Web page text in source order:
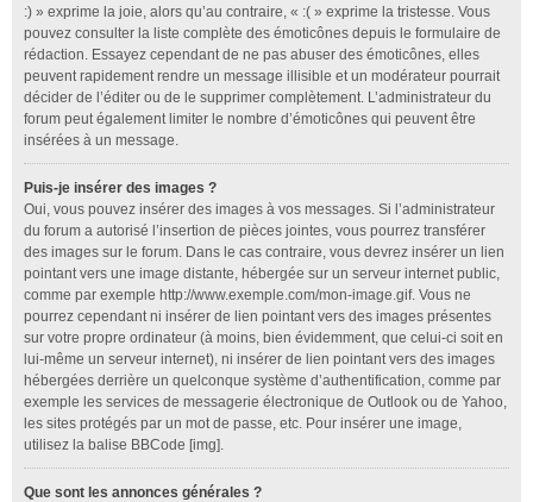
:) » exprime la joie, alors qu’au contraire, « :( » exprime la tristesse. Vous
pouvez consulter la liste complète des émoticônes depuis le formulaire de
rédaction. Essayez cependant de ne pas abuser des émoticônes, elles
peuvent rapidement rendre un message illisible et un modérateur pourrait
décider de l’éditer ou de le supprimer complètement. L’administrateur du
forum peut également limiter le nombre d’émoticônes qui peuvent être
insérées à un message.
Puis-je insérer des images ?
Oui, vous pouvez insérer des images à vos messages. Si l’administrateur
du forum a autorisé l’insertion de pièces jointes, vous pourrez transférer
des images sur le forum. Dans le cas contraire, vous devrez insérer un lien
pointant vers une image distante, hébergée sur un serveur internet public,
comme par exemple http://www.exemple.com/mon-image.gif. Vous ne
pourrez cependant ni insérer de lien pointant vers des images présentes
sur votre propre ordinateur (à moins, bien évidemment, que celui-ci soit en
lui-même un serveur internet), ni insérer de lien pointant vers des images
hébergées derrière un quelconque système d’authentification, comme par
exemple les services de messagerie électronique de Outlook ou de Yahoo,
les sites protégés par un mot de passe, etc. Pour insérer une image,
utilisez la balise BBCode [img].
Que sont les annonces générales ?